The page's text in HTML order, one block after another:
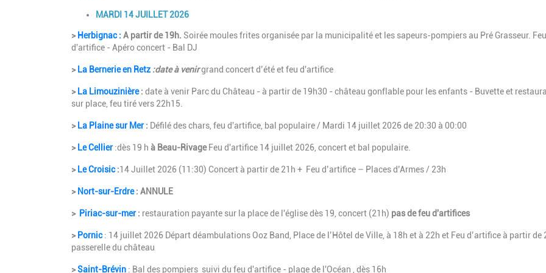
MARDI 14 JUILLET 2026
> Herbignac: A partir de 19h. Soirée moules frites organisée par la municipalité et les sapeurs-pompiers au Pré Grasseur. Feu
d'artifice - Apéro concert - Bal DJ
> La Bernerie en Retz :date à venirgrand concert d’été et feu d'artifice
> La Limouzinière: date à venir Parc du Château - à partir de 19h30 - château gonflable pour les enfants - Buvette et
sur place, feu tiré vers 22h15.
> La Plaine sur Mer: Défilé des chars, feu d'artifice, bal populaire / Mardi 14 juillet 2026 de 20:30 à 00:00
> Le Cellier:dès 19 h à Beau-RivageFeu d'artifice 14 juillet 2026, concert et bal populaire.
> Le Croisic:14 Juillet 2026 (11:30) Concert à partir de 21h + Feu d’artifice – Places d’Armes / 23h
> Nort-sur-Erdre: ANNULE
> Piriac-sur-mer: restauration payante sur la place de l'église dès 19, concert (21h) pas de feu d'artifices
> Pornic: 14 juillet 2026 Départ déambulations Ooz Band, Place de l’Hôtel de Ville, à 18h et à 22h et Feu d’artifice à partir de
passerelle du château
>Saint-Brévin : Bal des pompiers suivi du feu d'artifice - plage de l'Océan , dès 16h